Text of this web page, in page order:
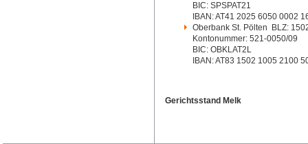
BIC: SPSPAT21
IBAN: AT41 2025 6050 0002
Oberbank St. Pölten BLZ:
Kontonummer: 521-0050/09
BIC: OBKLAT2L
IBAN: AT83 1502 1005 2100
Gerichtsstand Melk